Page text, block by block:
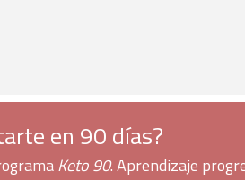
en 90 días?
Keto 90. Aprendizaje